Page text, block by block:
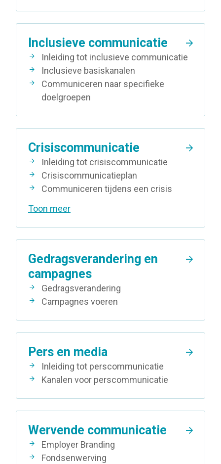
Inclusieve communicatie
Inleiding tot inclusieve communicatie
Inclusieve basiskanalen
Communiceren naar specifieke
doelgroepen
Crisiscommunicatie
Inleiding tot crisiscommunicatie
Crisiscommunicatieplan
Communiceren tijdens een crisis
Toon meer
Gedragsverandering en
campagnes
Gedragsverandering
Campagnes voeren
Pers en media
Inleiding tot perscommunicatie
Kanalen voor perscommunicatie
Wervende communicatie
Employer Branding
Fondsenwerving